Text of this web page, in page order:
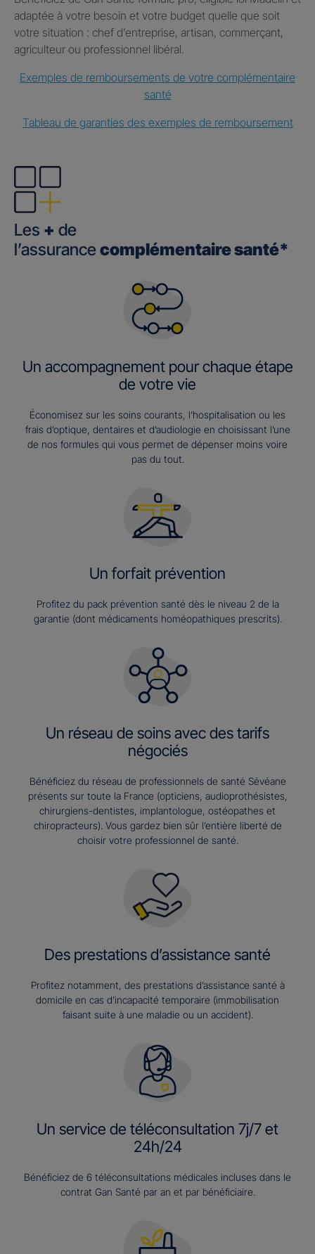
adaptée à votre besoin et votre budget quelle que soit
votre situation : chef d’entreprise, artisan, commerçant,
agriculteur ou professionnel libéral.
Exemples de remboursements de votre complémentaire
santé
Tableau de garanties des exemples de remboursement
Les + de
l’assurance complémentaire santé*
Un accompagnement pour chaque étape
de votre vie
Économisez sur les soins courants, l’hospitalisation ou les
frais d’optique, dentaires et d’audiologie en choisissant l’une
de nos formules qui vous permet de dépenser moins voire
pas du tout.
Un forfait prévention
Profitez du pack prévention santé dès le niveau 2 de la
garantie (dont médicaments homéopathiques prescrits).
Un réseau de soins avec des tarifs
négociés
Bénéficiez du réseau de professionnels de santé Sévéane
présents sur toute la France (opticiens, audioprothésistes,
chirurgiens-dentistes, implantologue, ostéopathes et
chiropracteurs). Vous gardez bien sûr l’entière liberté de
choisir votre professionnel de santé.
Des prestations d’assistance santé
Profitez notamment, des prestations d’assistance santé à
domicile en cas d’incapacité temporaire (immobilisation
faisant suite à une maladie ou un accident).
Un service de téléconsultation 7j/7 et
24h/24
Bénéficiez de 6 téléconsultations médicales incluses dans le
contrat Gan Santé par an et par bénéficiaire.